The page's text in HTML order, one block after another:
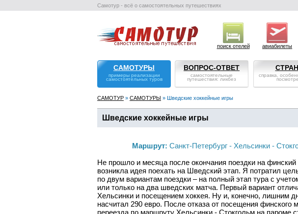
Самотур - всё о самостоятельных путешествиях
поиск отелей авиабилеты
САМОТУРЫ
примеры реализации
самостоятельных туров
ВОПРОС-ОТВЕТ
самостоятельные
путешествия: ликбез
справка,
САМОТУР » САМОТУРЫ » Шведские хоккейные игры
Шведские хоккейные игры
Маршрут: Санкт-Петербург - Хельсинки -
Не прошло и месяца после окончания поездки на финский
возникла идея поехать на Шведский этап. Я потратил
по двум вариантам поездки – на полный этап тура с
или только на два шведских матча. Первый вариант
Хельсинки и посещением хоккея. Ну и, конечно, лишним
насчитал 290 евро. После отказа от посещения финского
переезда по маршруту Хельсинки - Стокгольм на пароме